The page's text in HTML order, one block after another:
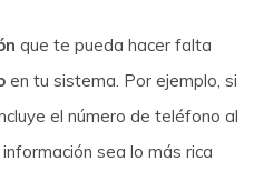
que te pueda hacer falta
en tu sistema. Por ejemplo, si
el número de teléfono al
sea lo más rica